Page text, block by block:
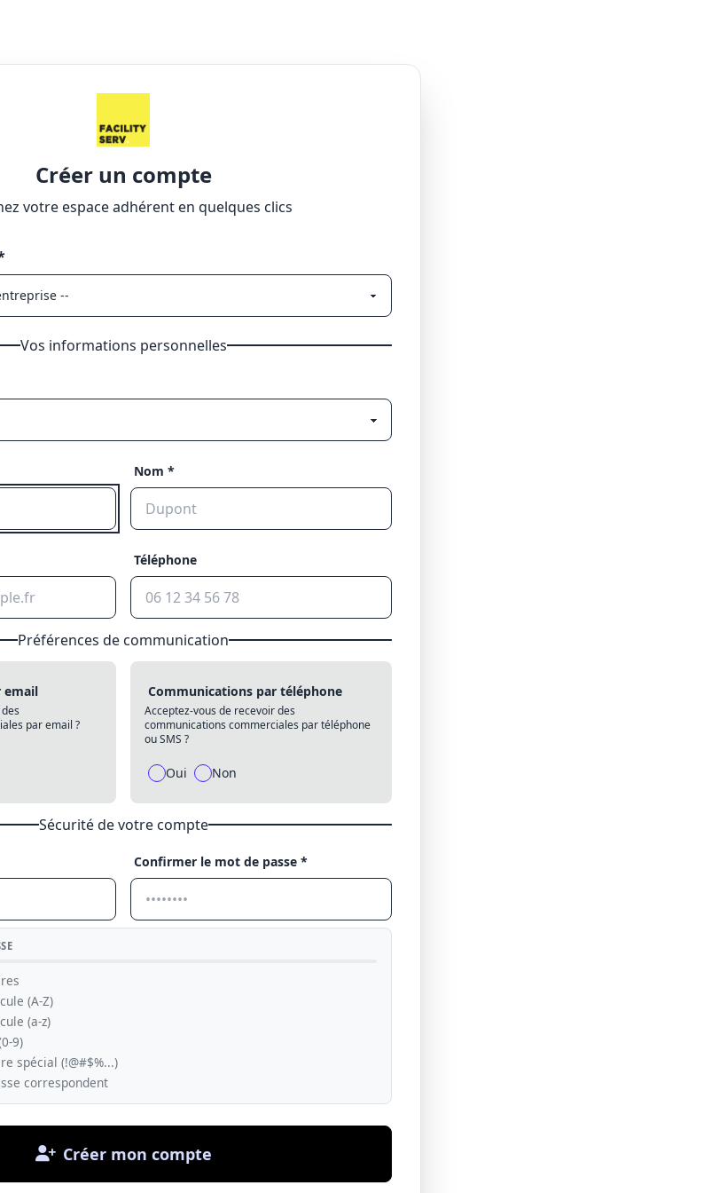
Créer un compte
votre espace adhérent en quelques clics
Vos informations personnelles
Nom *
Téléphone
Préférences de communication
email
par email ?
Communications par téléphone
Acceptez-vous de recevoir des
communications commerciales par téléphone
ou SMS ?
Oui Non
Sécurité de votre compte
Confirmer le mot de passe *
(A-Z)
(a-z)
9)
spécial (!@#$%...)
correspondent
Créer mon compte